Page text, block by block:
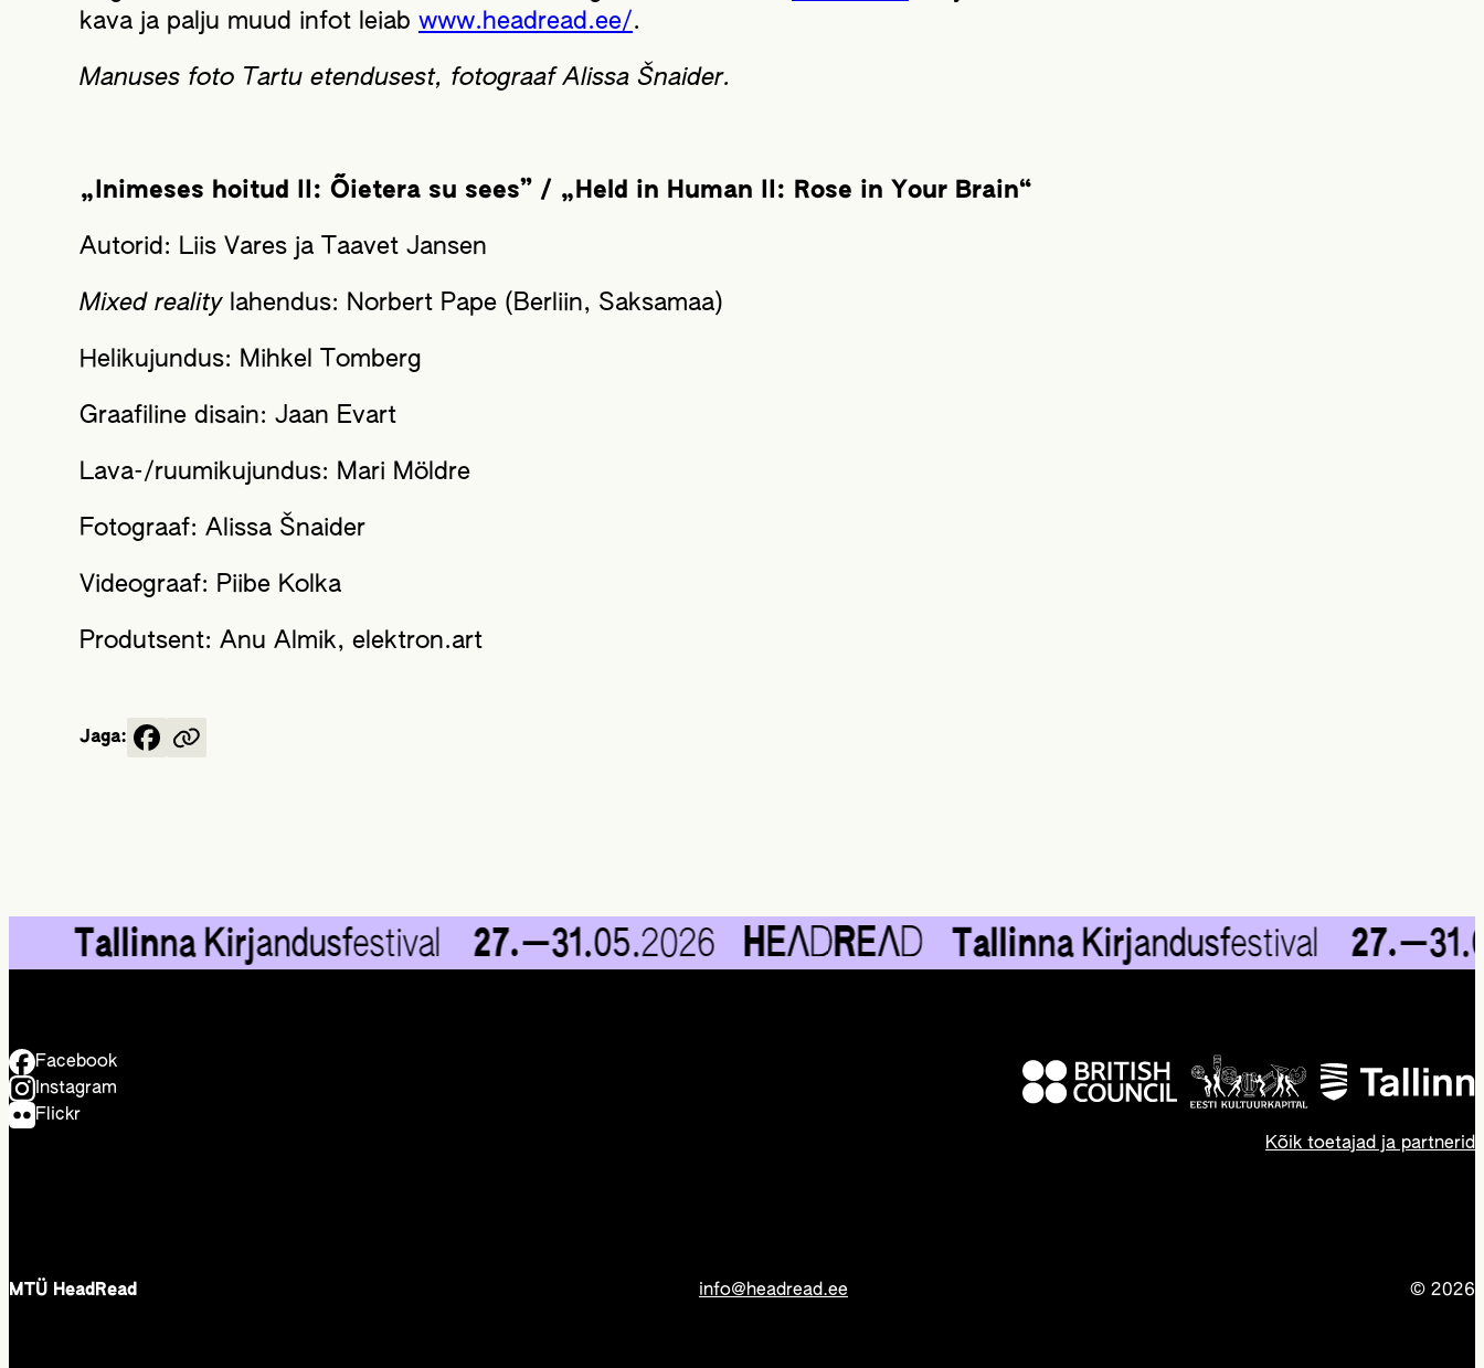
kava ja palju muud infot leiab www.headread.ee/.
Manuses foto Tartu etendusest, fotograaf Alissa Šnaider.
„Inimeses hoitud II: Õietera su sees” / „Held in Human II: Rose in Your Brain“
Autorid: Liis Vares ja Taavet Jansen
Mixed realitylahendus: Norbert Pape (Berliin, Saksamaa)
Helikujundus: Mihkel Tomberg
Graafiline disain: Jaan Evart
Lava-/ruumikujundus: Mari Möldre
Fotograaf: Alissa Šnaider
Videograaf: Piibe Kolka
Produtsent: Anu Almik, elektron.art
Jaga:
Tallinna Kirj andusfestival 27. —31.05.2026 Tallinna Kirj andusfestival 27. —31.05.
Kõik toetajad ja partnerid
MTÜ HeadRead info@headread.ee © 2026
Facebook
Instagram
Flickr